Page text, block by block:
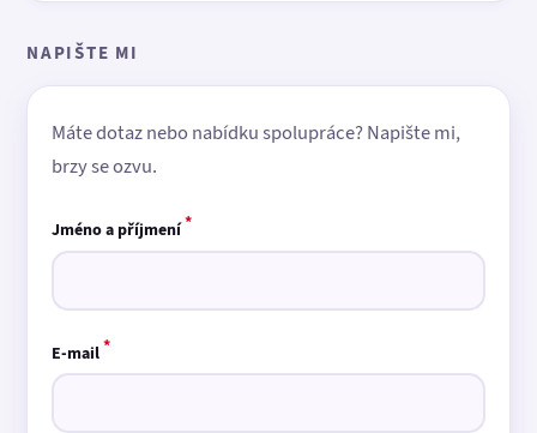
NAPIŠTE MI
Máte dotaz nebo nabídku spolupráce? Napište mi,
brzy se ozvu.
Jméno a příjmení*
E-mail*